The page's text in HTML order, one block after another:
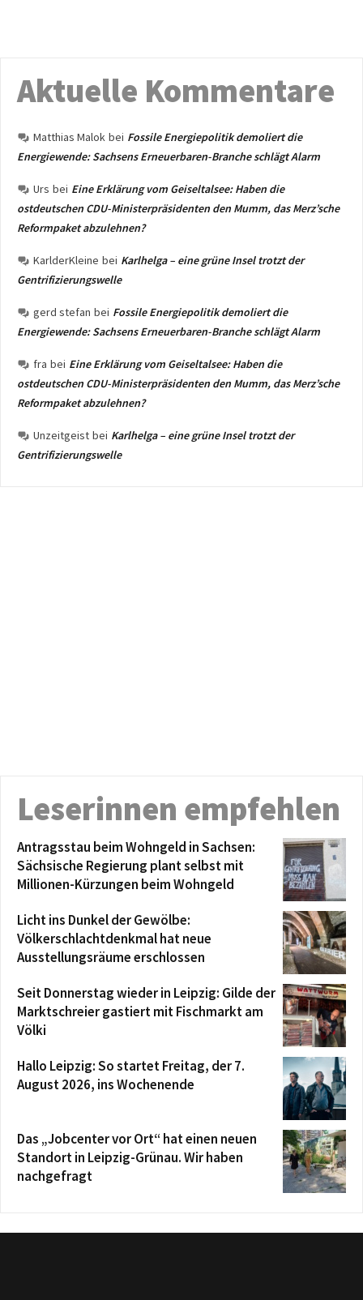
Aktuelle Kommentare
Matthias Malok bei Fossile Energiepolitik demoliert die
Energiewende: Sachsens Erneuerbaren-Branche schlägt Alarm
Urs bei Eine Erklärung vom Geiseltalsee: Haben die
ostdeutschen CDU-Ministerpräsidenten den Mumm, das Merz’sche
Reformpaket abzulehnen?
KarlderKleine bei Karlhelga – eine grüne Insel trotzt der
Gentrifizierungswelle
gerd stefan bei Fossile Energiepolitik demoliert die
Energiewende: Sachsens Erneuerbaren-Branche schlägt Alarm
fra bei Eine Erklärung vom Geiseltalsee: Haben die
ostdeutschen CDU-Ministerpräsidenten den Mumm, das Merz’sche
Reformpaket abzulehnen?
Unzeitgeist bei Karlhelga – eine grüne Insel trotzt der
Gentrifizierungswelle
Leserinnen empfehlen
Antragsstau beim Wohngeld in Sachsen:
Sächsische Regierung plant selbst mit
Millionen-Kürzungen beim Wohngeld
Licht ins Dunkel der Gewölbe:
Völkerschlachtdenkmal hat neue
Ausstellungsräume erschlossen
Seit Donnerstag wieder in Leipzig: Gilde der
Marktschreier gastiert mit Fischmarkt am
Völki
Hallo Leipzig: So startet Freitag, der 7.
August 2026, ins Wochenende
Das „Jobcenter vor Ort“ hat einen neuen
Standort in Leipzig-Grünau. Wir haben
nachgefragt